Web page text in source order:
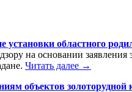
областного
на основании
Читать далее →
объектов